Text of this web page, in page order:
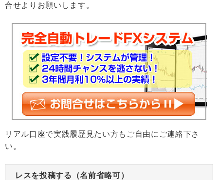
合せよりお願いします。
リアル口座で実践履歴見たい方もご自由にご連絡下さ
い。
レスを投稿する（名前省略可）